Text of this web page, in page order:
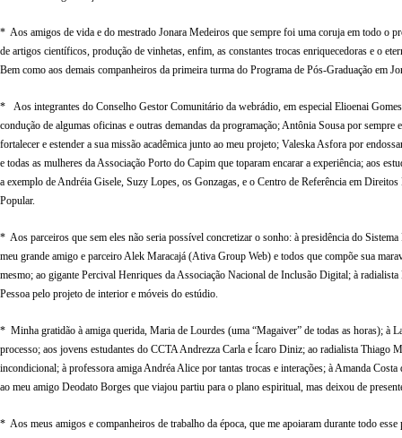
* Aos amigos de vida e do mestrado Jonara Medeiros que sempre foi uma coruja em todo o
de artigos científicos, produção de vinhetas, enfim, as constantes trocas enriquecedoras e o
Bem como aos demais companheiros da primeira turma do Programa de Pós-Graduação
* Aos integrantes do Conselho Gestor Comunitário da webrádio, em especial Elioenai
condução de algumas oficinas e outras demandas da programação; Antônia Sousa por
fortalecer e estender a sua missão acadêmica junto ao meu projeto; Valeska Asfora por
e todas as mulheres da Associação Porto do Capim que toparam encarar a experiência; aos
a exemplo de Andréia Gisele, Suzy Lopes, os Gonzagas, e o Centro de Referência em
Popular.
* Aos parceiros que sem eles não seria possível concretizar o sonho: à presidência do
meu grande amigo e parceiro Alek Maracajá (Ativa Group Web) e todos que compõe sua
mesmo; ao gigante Percival Henriques da Associação Nacional de Inclusão Digital; à
Pessoa pelo projeto de interior e móveis do estúdio.
* Minha gratidão à amiga querida, Maria de Lourdes (uma “Magaiver” de todas as horas); à
processo; aos jovens estudantes do CCTA Andrezza Carla e Ícaro Diniz; ao radialista
incondicional; à professora amiga Andréa Alice por tantas trocas e interações; à Amanda
ao meu amigo Deodato Borges que viajou partiu para o plano espiritual, mas deixou de
* Aos meus amigos e companheiros de trabalho da época, que me apoiaram durante todo